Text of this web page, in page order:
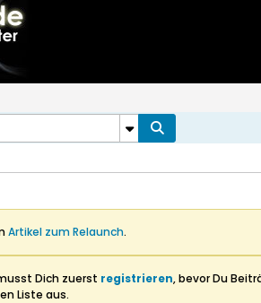
Artikel zum Relaunch.
Dich zuerst registrieren, bevor Du
Liste aus.